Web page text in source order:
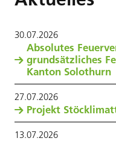
30.07.2026
Absolutes
grundsätzliches
Kanton Solothurn
27.07.2026
Projekt
13.07.2026